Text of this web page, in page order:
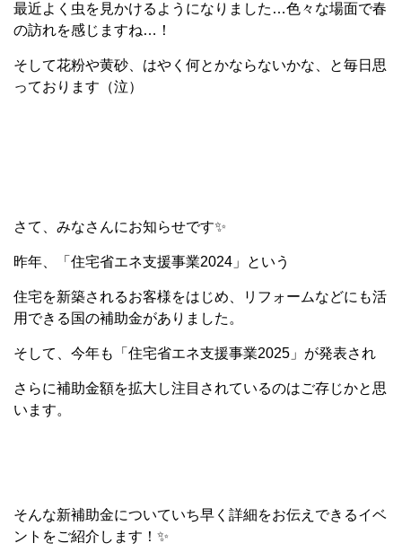
最近よく虫を見かけるようになりました…色々な場面で春
の訪れを感じますね…！
そして花粉や黄砂、はやく何とかならないかな、と毎日思
っております（泣）
さて、みなさんにお知らせです✨
昨年、「住宅省エネ支援事業2024」という
住宅を新築されるお客様をはじめ、リフォームなどにも活
用できる国の補助金がありました。
そして、今年も「住宅省エネ支援事業2025」が発表され
さらに補助金額を拡大し注目されているのはご存じかと思
います。
そんな新補助金についていち早く詳細をお伝えできるイベ
ントをご紹介します！✨